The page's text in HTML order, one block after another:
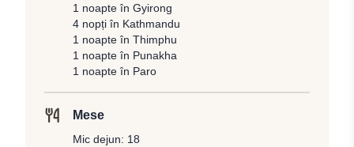
1 noapte în Gyirong
4 nopți în Kathmandu
1 noapte în Thimphu
1 noapte în Punakha
1 noapte în Paro
Mese
Mic dejun: 18